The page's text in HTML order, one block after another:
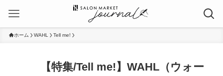
ホーム WAHL Tell me!
【特集/Tell me!】WAHL（ウォー